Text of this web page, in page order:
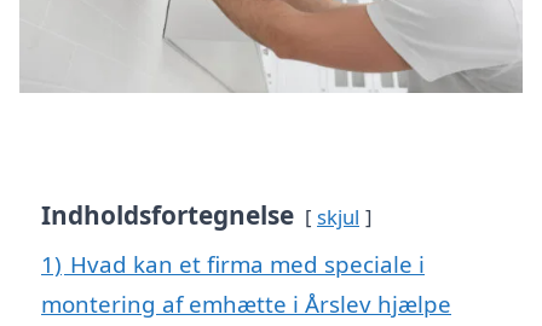
Indholdsfortegnelse skjul
1) Hvad kan et firma med speciale i
montering af emhætte i Årslev hjælpe